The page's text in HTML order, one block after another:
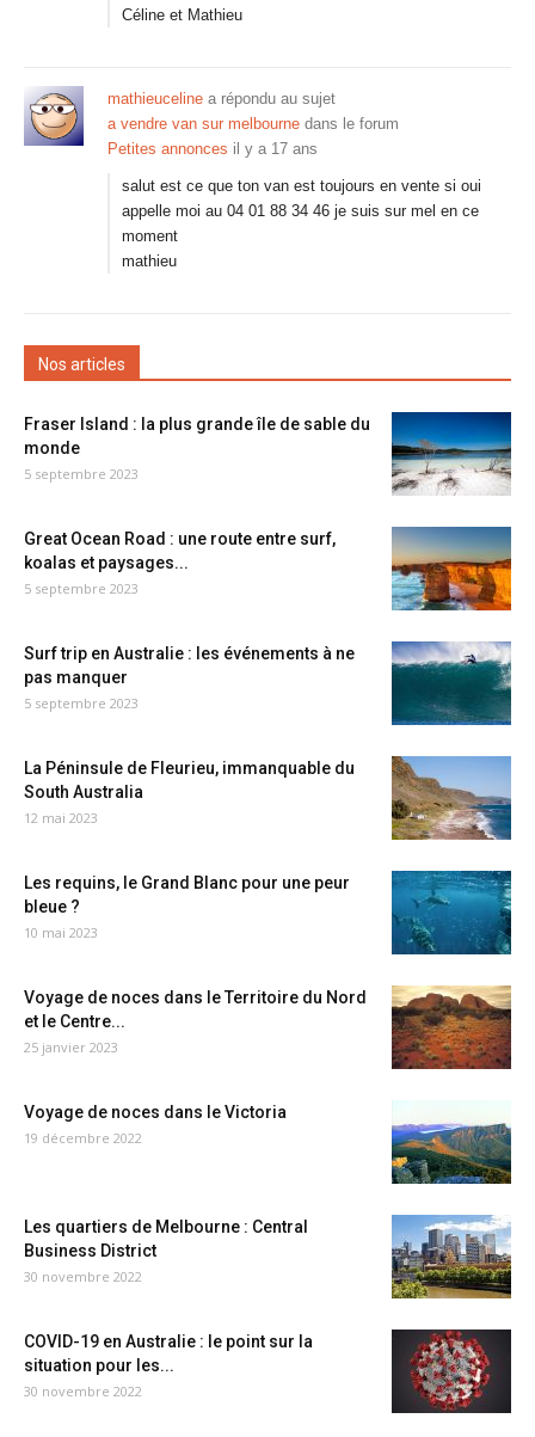
Céline et Mathieu
mathieuceline a répondu au sujet
a vendre van sur melbourne dans le forum
Petites annonces il y a 17 ans
salut est ce que ton van est toujours en vente si oui
appelle moi au 04 01 88 34 46 je suis sur mel en ce
moment
mathieu
Nos articles
Fraser Island : la plus grande île de sable du
monde
5 septembre 2023
Great Ocean Road : une route entre surf,
koalas et paysages...
5 septembre 2023
Surf trip en Australie : les événements à ne
pas manquer
5 septembre 2023
La Péninsule de Fleurieu, immanquable du
South Australia
12 mai 2023
Les requins, le Grand Blanc pour une peur
bleue ?
10 mai 2023
Voyage de noces dans le Territoire du Nord
et le Centre...
25 janvier 2023
Voyage de noces dans le Victoria
19 décembre 2022
Les quartiers de Melbourne : Central
Business District
30 novembre 2022
COVID-19 en Australie : le point sur la
situation pour les...
30 novembre 2022